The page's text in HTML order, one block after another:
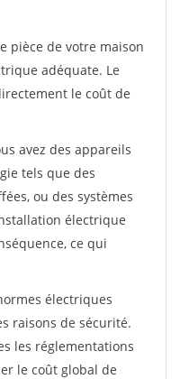
pièce de votre maison
adéquate. Le
le coût de
avez des appareils
tels que des
ou des systèmes
électrique
ce qui
électriques
raisons de sécurité.
les réglementations
le coût global de